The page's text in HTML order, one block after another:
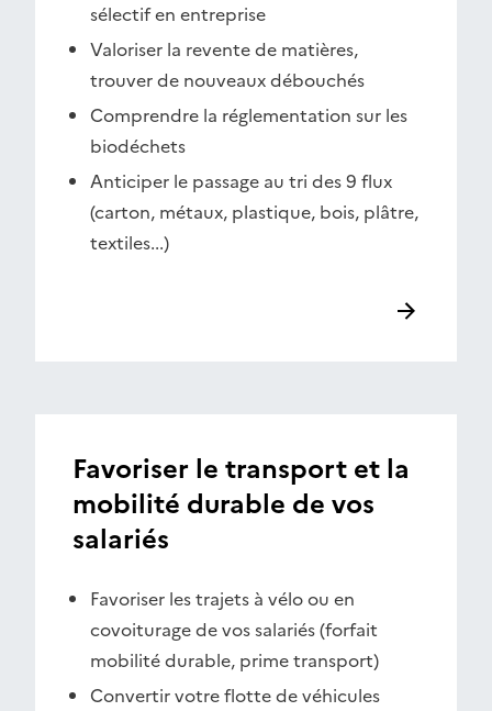
sélectif en entreprise
Valoriser la revente de matières,
trouver de nouveaux débouchés
Comprendre la réglementation sur les
biodéchets
Anticiper le passage au tri des 9 flux
(carton, métaux, plastique, bois, plâtre,
textiles...)
Favoriser le transport et la
mobilité durable de vos
salariés
Favoriser les trajets à vélo ou en
covoiturage de vos salariés (forfait
mobilité durable, prime transport)
Convertir votre flotte de véhicules